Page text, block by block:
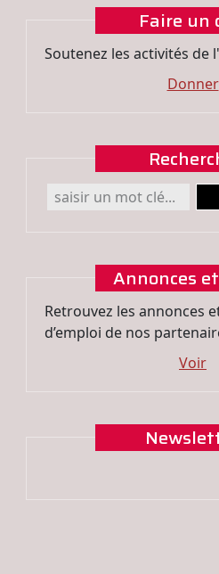
Faire un
Soutenez les activités de
Donner
Annonces
Retrouvez les annonces
d’emploi de nos
Voir